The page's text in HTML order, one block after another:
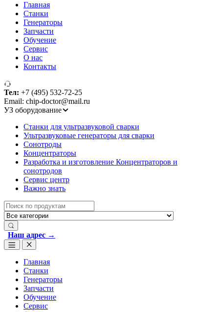
Главная
Станки
Генераторы
Запчасти
Обучение
Сервис
О нас
Контакты
Тел: +7 (495) 532-72-25
Email: chip-doctor@mail.ru
УЗ оборудование
Cтанки для ультразвуковой сварки
Ультразвуковые генераторы для сварки
Сонотроды
Концентраторы
Разработка и изготовление Концентраторов и
сонотродов
Сервис центр
Важно знать
Search
for:
Наш адрес →
Главная
Станки
Генераторы
Запчасти
Обучение
Сервис